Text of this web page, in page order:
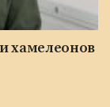
хамелеонов